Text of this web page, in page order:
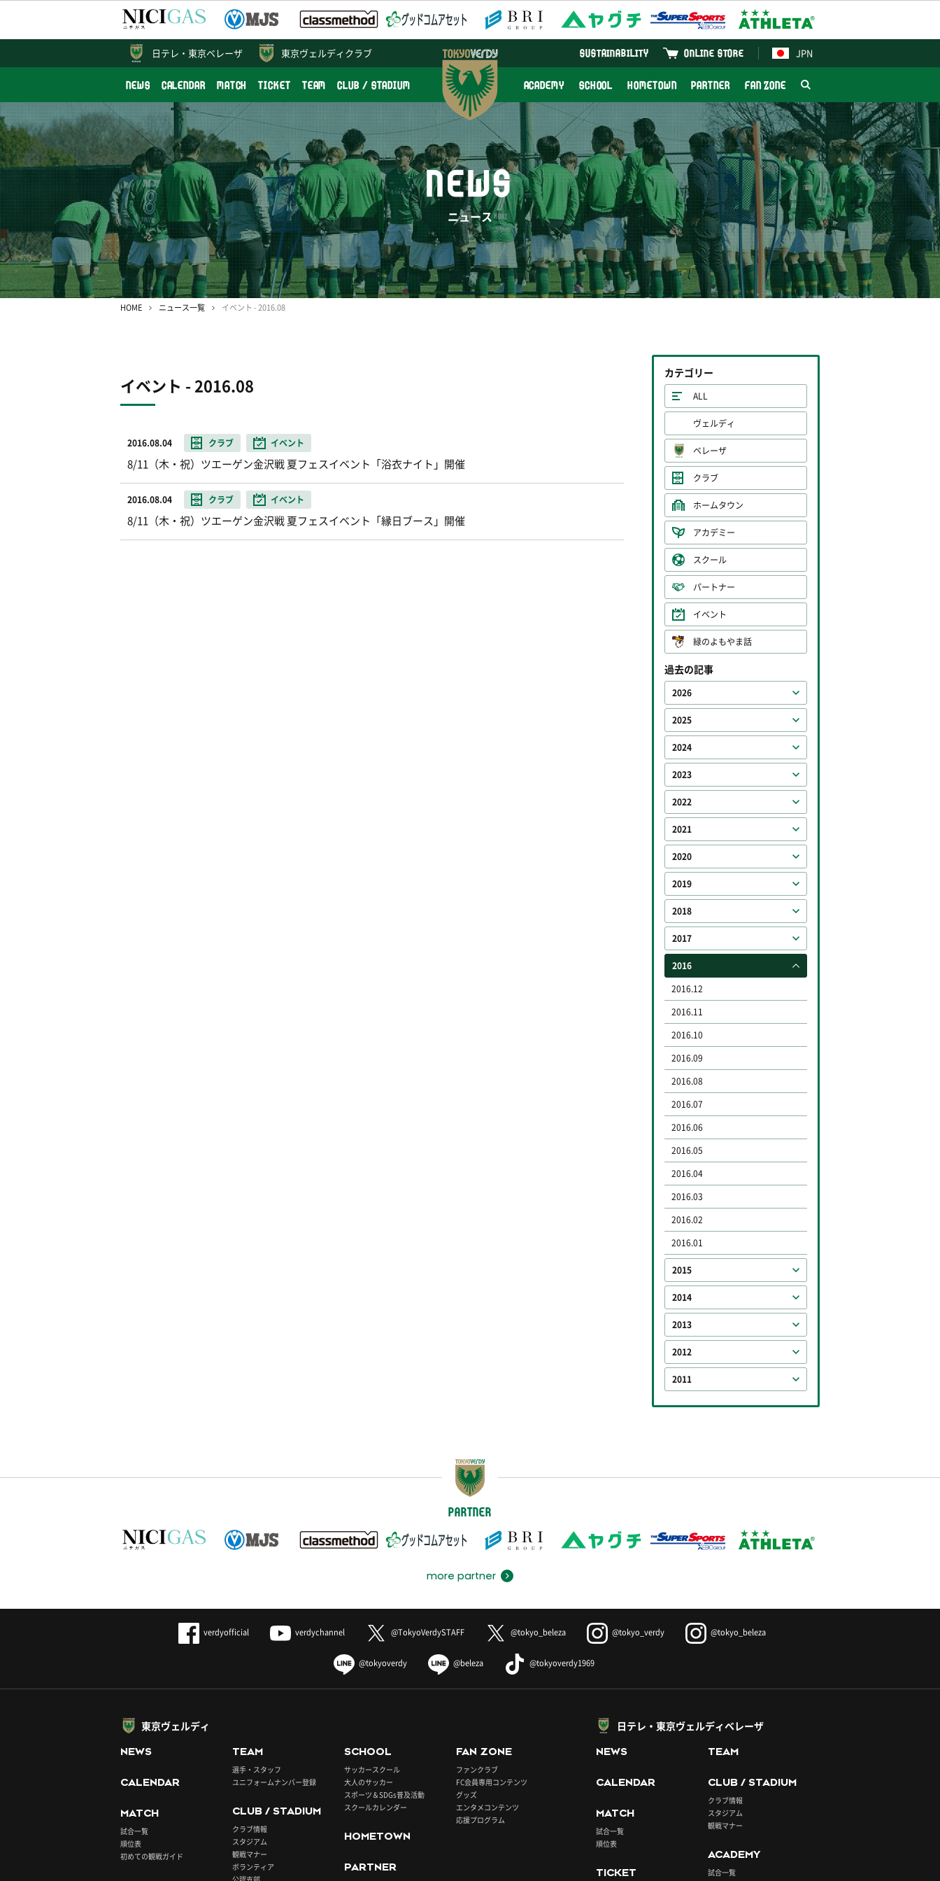
東京ヴェルディクラブ JPN
ONLINE STORE
SUSTAINABILITY
NEWS CALENDAR MATCH TICKET TEAM CLUB / STADIUM ACADEMY SCHOOL HOMETOWN PARTNER FAN ZONE
日テレ・ 東京ベレーザ
NEWS
ニュース
HOME ニュース一覧 イベント - 2016.08
イベント - 2016.08
2016.08.04 クラブ イベント
8/11（木・祝）ツエーゲン金沢戦 夏フェスイベント「浴衣ナイト」開催
2016.08.04 クラブ イベント
8/11（木・祝）ツエーゲン金沢戦 夏フェスイベント「縁日ブース」開催
カテゴリー
ALL
ヴェルディ
ベレーザ
クラブ
ホームタウン
アカデミー
スクール
パートナー
イベント
緑のよもやま話
過去の記事
2026
2025
2024
2023
2022
2021
2020
2019
2018
2017
2016
2016.12
2016.11
2016.10
2016.09
2016.08
2016.07
2016.06
2016.05
2016.04
2016.03
2016.02
2016.01
2015
2014
2013
2012
2011
PARTNER
more partner
verdyofficial verdychannel @TokyoVerdySTAFF @tokyo_beleza @tokyo_verdy @tokyo_beleza
@tokyoverdy @beleza @tokyoverdy1969
東京ヴェルディ
NEWS
CALENDAR
MATCH
試合一覧
順位表
初めての観戦ガイド
TEAM
選手・スタッフ
ユニフォームナンバー登録
CLUB / STADIUM
クラブ情報
スタジアム
観戦マナー
ボランティア
SCHOOL
サッカースクール
大人のサッカー
スポーツ＆SDGs普及活動
スクールカレンダー
HOMETOWN
PARTNER
FAN ZONE
ファンクラブ
FC会員専用コンテンツ
グッズ
エンタメコンテンツ
応援プログラム
日テレ・東京ヴェルディベレーザ
NEWS
CALENDAR
MATCH
試合一覧
順位表
TICKET
TEAM
CLUB / STADIUM
クラブ情報
スタジアム
観戦マナー
ACADEMY
試合一覧